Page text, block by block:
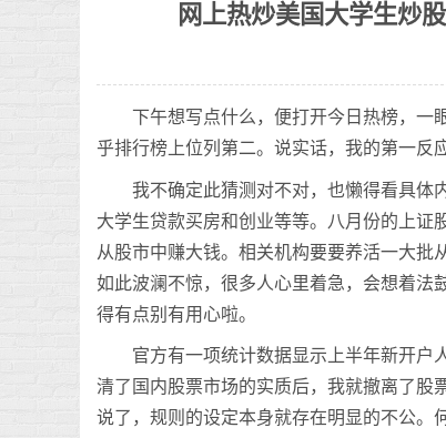
网上热炒美国大学生炒
下午想写点什么，便打开今日热榜，一
乎排行榜上位列第二。说实话，我的第一反
我不确定此猜测对不对，也懒得看具体
大学生贷款买房和创业等等。八月份的上证
从股市中赚大钱。相关机构要要养活一大批
如此波澜不惊，很多人心里着急，会想着法
得有点别有用心啦。
官方有一项统计数据显示上半年新开户
清了国内股票市场的实质后，我就撤离了股
说了，规则的设定本身就存在明显的不公。